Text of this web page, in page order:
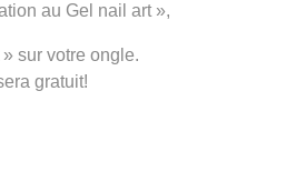
au Gel nail art »,
sur votre ongle.
gratuit!